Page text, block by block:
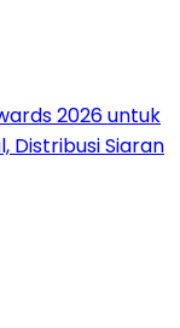
2026 untuk
Distribusi Siaran